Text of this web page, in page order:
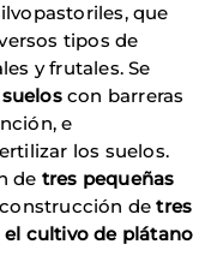
que
tipos de
y frutales. Se
con barreras
e
los suelos.
de tres pequeñas
construcción detres
cultivo de plátano